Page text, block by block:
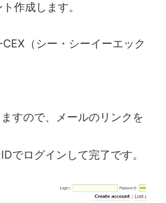
作成します。
（シー・シーイーエック
すので、メールのリンクを
でログインして完了です。